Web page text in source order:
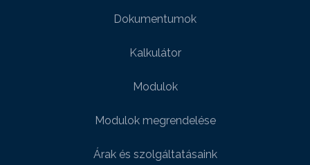
Dokumentumok
Kalkulátor
Modulok
Modulok megrendelése
Árak és szolgáltatásaink